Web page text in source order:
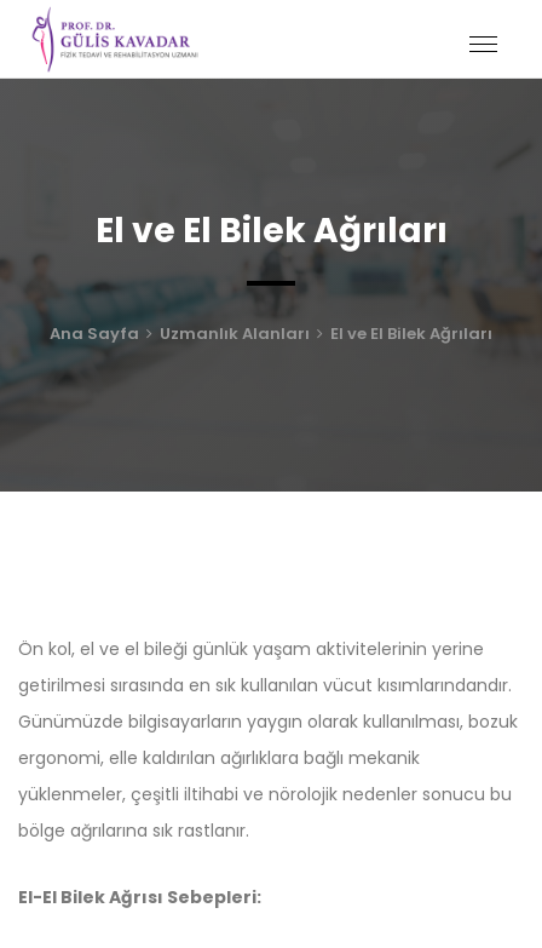
El ve El Bilek Ağrıları
Ana Sayfa Uzmanlık Alanları El ve El Bilek Ağrıları
Ön kol, el ve el bileği günlük yaşam aktivitelerinin yerine
getirilmesi sırasında en sık kullanılan vücut kısımlarındandır.
Günümüzde bilgisayarların yaygın olarak kullanılması, bozuk
ergonomi, elle kaldırılan ağırlıklara bağlı mekanik
yüklenmeler, çeşitli iltihabi ve nörolojik nedenler sonucu bu
bölge ağrılarına sık rastlanır.
El-El Bilek Ağrısı Sebepleri: